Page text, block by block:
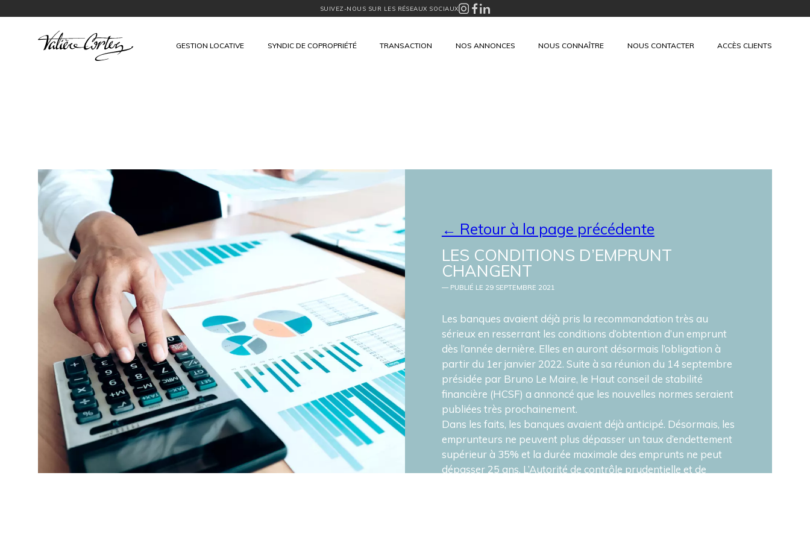
SUIVEZ-NOUS SUR LES RÉSEAUX SOCIAUX
GESTION LOCATIVE SYNDIC DE COPROPRIÉTÉ TRANSACTION NOS ANNONCES NOUS CONNAÎTRE NOUS CONTACTER ACCÈS CLIENTS
← Retour à la page précédente
LES CONDITIONS D’EMPRUNT
CHANGENT
— PUBLIÉ LE 29 SEPTEMBRE 2021
Les banques avaient déjà pris la recommandation très au
sérieux en resserrant les conditions d’obtention d’un emprunt
dès l’année dernière. Elles en auront désormais l’obligation à
partir du 1er janvier 2022. Suite à sa réunion du 14 septembre
présidée par Bruno Le Maire, le Haut conseil de stabilité
financière (HCSF) a annoncé que les nouvelles normes seraient
publiées très prochainement.
Dans les faits, les banques avaient déjà anticipé. Désormais, les
emprunteurs ne peuvent plus dépasser un taux d’endettement
supérieur à 35% et la durée maximale des emprunts ne peut
dépasser 25 ans. L’Autorité de contrôle prudentielle et de